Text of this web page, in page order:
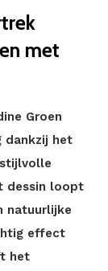
met
Groen
dankzij het
dessin loopt
natuurlijke
effect
het